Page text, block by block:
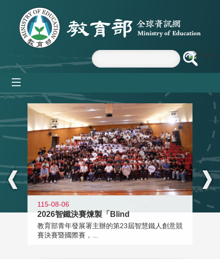
跳到主要內容區塊
:::
115-08-06
2026智鐵決賽煉製「Blind
教育部青年發展署主辦的第23屆智慧鐵人創意競
賽決賽暨國際賽，...